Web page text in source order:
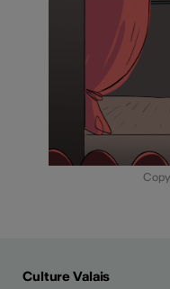
Culture Valais